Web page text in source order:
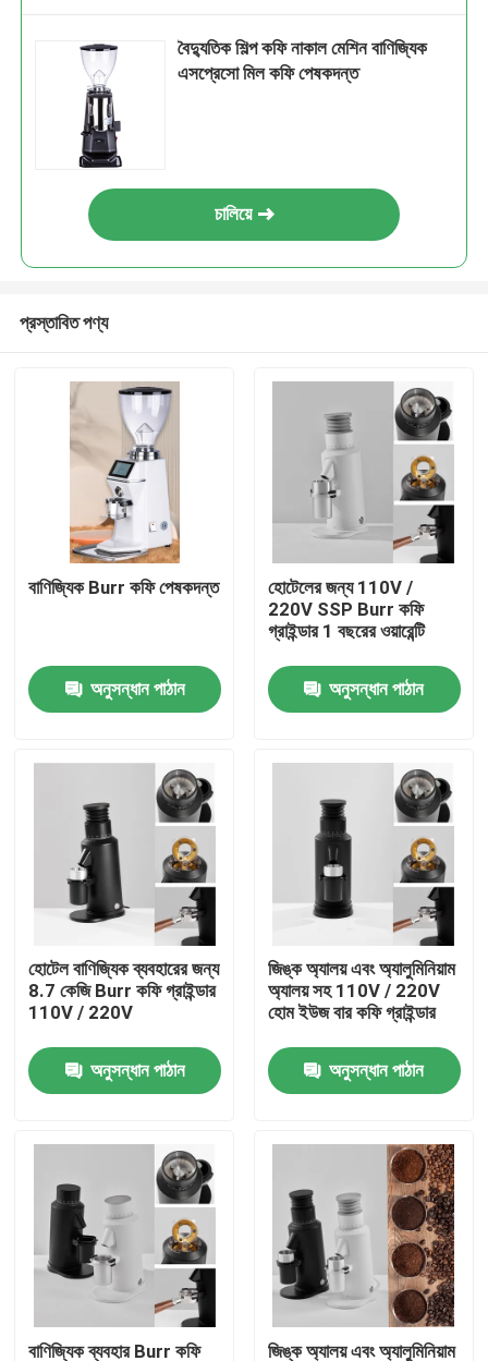
VR প্রদর্শন
কারখানা ভ্রমণ
মান নিয়ন্ত্রণ
যোগাযোগ করুন
মামলা
কফি বিন গ্রাইন্ডার
Burr কফি পেষকদন্ত
বৈদ্যুতিক শিল্প কফি নাকাল মেশিন বাণিজ্যিক
এসপ্রেসো মিল কফি পেষকদন্ত
চালিয়ে
প্রস্তাবিত পণ্য
বাণিজ্যিক Burr কফি পেষকদন্ত
অনুসন্ধান পাঠান
হোটেলের জন্য 110V /
220V SSP Burr কফি
গ্রাইন্ডার 1 বছরের ওয়ারেন্টি
অনুসন্ধান পাঠান
হোটেল বাণিজ্যিক ব্যবহারের জন্য
8.7 কেজি Burr কফি গ্রাইন্ডার
110V / 220V
অনুসন্ধান পাঠান
জিঙ্ক অ্যালয় এবং অ্যালুমিনিয়াম
অ্যালয় সহ 110V / 220V
হোম ইউজ বার কফি গ্রাইন্ডার
অনুসন্ধান পাঠান
বাণিজ্যিক ব্যবহার Burr কফি জিঙ্ক অ্যালয় এবং অ্যালুমিনিয়াম